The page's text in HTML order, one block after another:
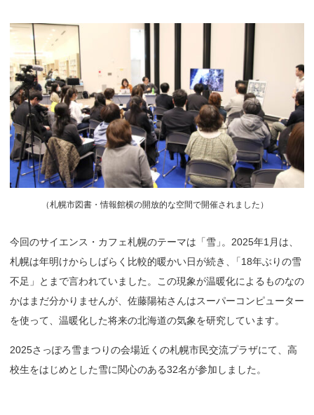
（札幌市図書・情報館横の開放的な空間で開催されました）
今回のサイエンス・カフェ札幌のテーマは「雪 」 。2025年1月は、
札幌は年明けからしばらく比較的暖かい日が続き
「18年ぶりの雪
不足」とまで言われていました。この現象が温暖化によるものなの
かはまだ分かりませんが、佐藤陽祐さんはスーパーコンピューター
を使って、温暖化した将来の北海道の気象を研究しています。
2025さっぽろ雪まつりの会場近くの札幌市民交流プラザにて、高
校生をはじめとした雪に関心のある32名が参加しました。